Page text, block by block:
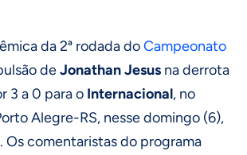
da 2ª rodada doCampeonato
deJonathan Jesus na derrota
3 a 0 para o Internacional, no
Alegre-RS, nesse domingo (6),
Os comentaristas do programa